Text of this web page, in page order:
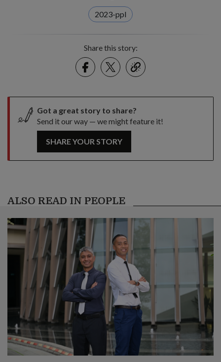
2023-ppl
Share this story:
FacebookTwitter
link
Got a great story to share?
Send it our way — we might feature it!
SHARE YOUR STORY
ALSO READ IN PEOPLE